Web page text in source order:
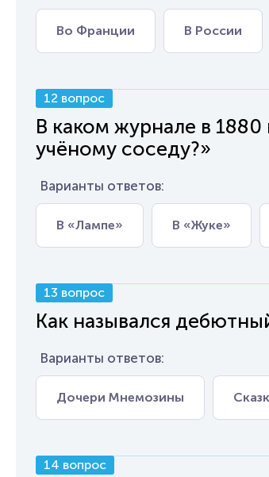
Во Франции В России
12 вопрос
В каком журнале в
учёному соседу?»
Варианты ответов:
В «Лампе» В «Жуке»
13 вопрос
Как назывался
Варианты ответов:
Дочери Мнемозины
14 вопрос